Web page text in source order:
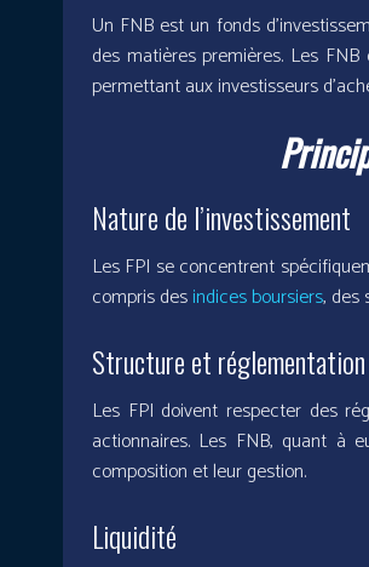
Un FNB est un fonds
des matières premières. Les
permettant aux investisseurs
Nature de l’investissement
Les FPI se concentrent
compris desindices boursiers, des
Structure et réglementation
Les FPI doivent respecter des
actionnaires. Les FNB, quant à
composition et leur gestion.
Liquidité